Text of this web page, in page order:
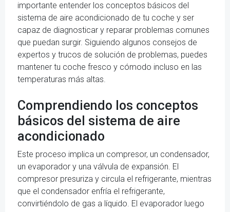
importante entender los conceptos básicos del
sistema de aire acondicionado de tu coche y ser
capaz de diagnosticar y reparar problemas comunes
que puedan surgir. Siguiendo algunos consejos de
expertos y trucos de solución de problemas, puedes
mantener tu coche fresco y cómodo incluso en las
temperaturas más altas.
Comprendiendo los conceptos
básicos del sistema de aire
acondicionado
Este proceso implica un compresor, un condensador,
un evaporador y una válvula de expansión. El
compresor presuriza y circula el refrigerante, mientras
que el condensador enfría el refrigerante,
convirtiéndolo de gas a líquido. El evaporador luego